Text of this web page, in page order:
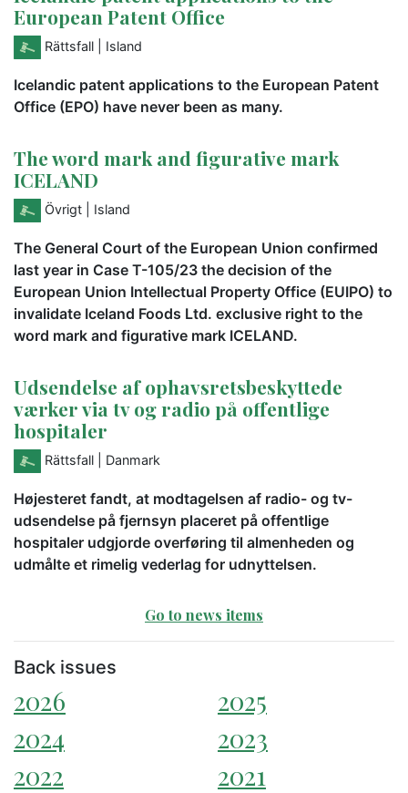
European Patent Office
Rättsfall | Island
Icelandic patent applications to the European Patent
Office (EPO) have never been as many.
The word mark and figurative mark
ICELAND
Övrigt | Island
The General Court of the European Union confirmed
last year in Case T-105/23 the decision of the
European Union Intellectual Property Office (EUIPO) to
invalidate Iceland Foods Ltd. exclusive right to the
word mark and figurative mark ICELAND.
Udsendelse af ophavsretsbeskyttede
værker via tv og radio på offentlige
hospitaler
Rättsfall | Danmark
Højesteret fandt, at modtagelsen af radio- og tv-
udsendelse på fjernsyn placeret på offentlige
hospitaler udgjorde overføring til almenheden og
udmålte et rimelig vederlag for udnyttelsen.
Go to news items
Back issues
2026
2025
2024
2023
2022
2021